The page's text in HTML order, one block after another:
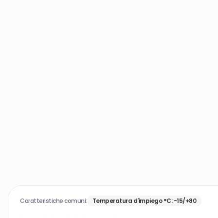
Caratteristiche comuni: Temperatura d'impiego °C:-15/+80